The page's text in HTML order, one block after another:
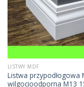
LISTWY MDF
Listwa przypodłogowa
wilgocioodporna M13